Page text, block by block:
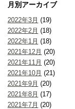
月別アーカイブ
2022年3月 (19)
2022年2月 (18)
2022年1月 (18)
2021年12月 (20)
2021年11月 (20)
2021年10月 (21)
2021年9月 (20)
2021年8月 (17)
2021年7月 (20)